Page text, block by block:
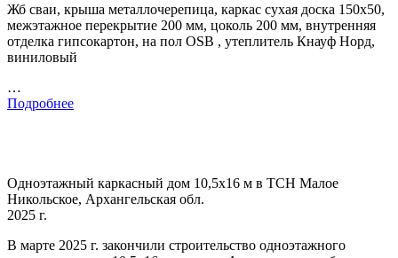
Жб сваи, крыша металлочерепица, каркас сухая доска 150х50,
межэтажное перекрытие 200 мм, цоколь 200 мм, внутренняя
отделка гипсокартон, на пол OSB , утеплитель Кнауф Норд,
виниловый
…
Подробнее
Одноэтажный каркасный дом 10,5х16 м в ТСН Малое
Никольское, Архангельская обл.
2025 г.
В марте 2025 г. закончили строительство одноэтажного